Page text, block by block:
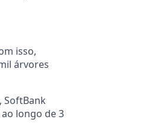
isso,
árvores
SoftBank
longo de 3